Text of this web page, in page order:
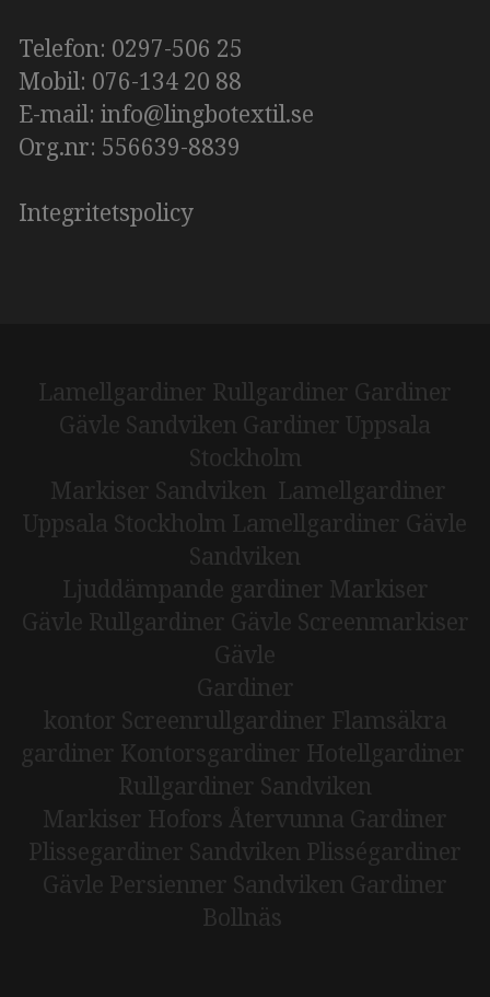
Telefon: 0297-506 25
Mobil: 076-134 20 88
E-mail: info@lingbotextil.se
Org.nr: 556639-8839
​​​​​​​Integritetspolicy
Lamellgardiner Rullgardiner Gardiner
Gävle Sandviken Gardiner Uppsala
Stockholm
Markiser Sandviken Lamellgardiner
Uppsala Stockholm Lamellgardiner Gävle
Sandviken
Ljuddämpande gardiner Markiser
Gävle Rullgardiner Gävle Screenmarkiser
Gävle
Gardiner
kontor Screenrullgardiner Flamsäkra
gardiner Kontorsgardiner Hotellgardiner
Rullgardiner Sandviken
Markiser Hofors Återvunna Gardiner
Plissegardiner Sandviken Plisségardiner
Gävle Persienner Sandviken​​​​​​​ Gardiner
Bollnäs​​​​​​​